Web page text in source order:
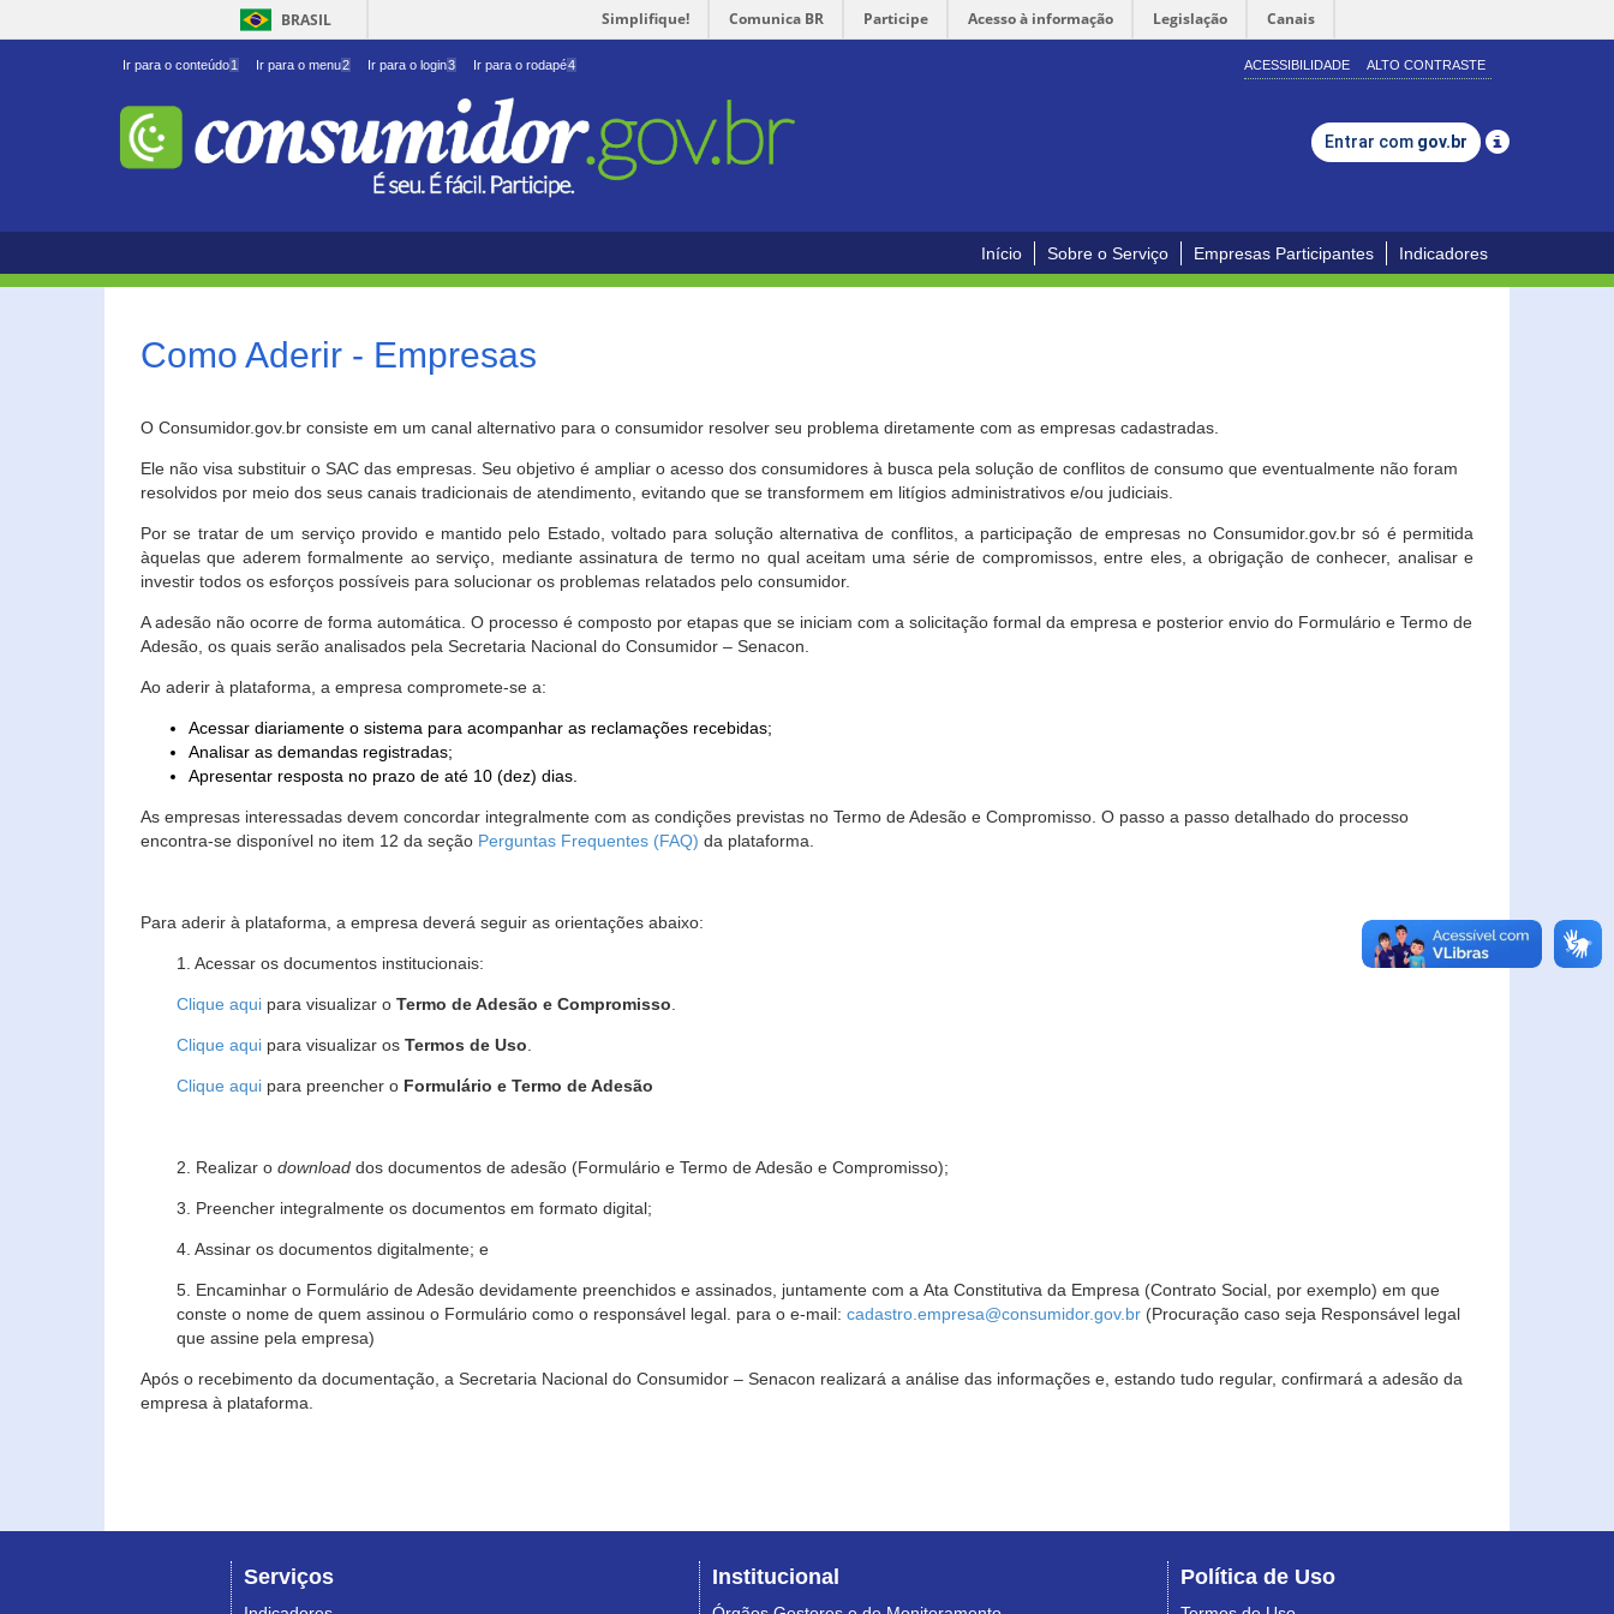
BRASIL Simplifique! Comunica BR Participe Acesso à informação Legislação Canais
Ir para o conteúdo1 Ir para o menu2 Ir para o login3 Ir para o rodapé4 ACESSIBILIDADE ALTO CONTRASTE
Entrar com gov.br
Início Sobre o Serviço Empresas Participantes Indicadores
Como Aderir - Empresas
O Consumidor.gov.br consiste em um canal alternativo para o consumidor resolver seu problema diretamente com as empresas cadastradas.
Ele não visa substituir o SAC das empresas. Seu objetivo é ampliar o acesso dos consumidores à busca pela solução de conflitos de consumo que eventualmente não foram
resolvidos por meio dos seus canais tradicionais de atendimento, evitando que se transformem em litígios administrativos e/ou judiciais.
Por se tratar de um serviço provido e mantido pelo Estado, voltado para solução alternativa de conflitos, a participação de empresas no Consumidor.gov.br só é permitida
àquelas que aderem formalmente ao serviço, mediante assinatura de termo no qual aceitam uma série de compromissos, entre eles, a obrigação de conhecer, analisar e
investir todos os esforços possíveis para solucionar os problemas relatados pelo consumidor.
A adesão não ocorre de forma automática. O processo é composto por etapas que se iniciam com a solicitação formal da empresa e posterior envio do Formulário e Termo de
Adesão, os quais serão analisados pela Secretaria Nacional do Consumidor – Senacon.
Ao aderir à plataforma, a empresa compromete-se a:
Acessar diariamente o sistema para acompanhar as reclamações recebidas;
Analisar as demandas registradas;
Apresentar resposta no prazo de até 10 (dez) dias.
As empresas interessadas devem concordar integralmente com as condições previstas no Termo de Adesão e Compromisso. O passo a passo detalhado do processo
encontra-se disponível no item 12 da seção Perguntas Frequentes (FAQ) da plataforma.
Para aderir à plataforma, a empresa deverá seguir as orientações abaixo:
1. Acessar os documentos institucionais:
Clique aqui para visualizar o Termo de Adesão e Compromisso
Clique aqui para visualizar os Termos de Uso
Clique aqui para preencher o Formulário e Termo de Adesão
2. Realizar o download dos documentos de adesão (Formulário e Termo de Adesão e Compromisso);
3. Preencher integralmente os documentos em formato digital;
4. Assinar os documentos digitalmente; e
5. Encaminhar o Formulário de Adesão devidamente preenchidos e assinados, juntamente com a Ata Constitutiva da Empresa (Contrato Social, por exemplo) em que
conste o nome de quem assinou o Formulário como o responsável legal. para o e-mail: cadastro.empresa@consumidor.gov.br (Procuração caso seja Responsável legal
que assine pela empresa)
Após o recebimento da documentação, a Secretaria Nacional do Consumidor – Senacon realizará a análise das informações e, estando tudo regular, confirmará a adesão da
empresa à plataforma.
Serviços Institucional Política de Uso